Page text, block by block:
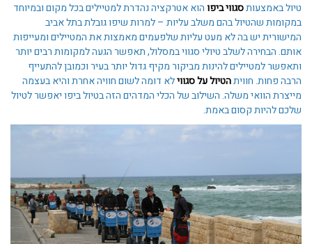
טיול באמצעותסגווי ביפוהוא אטרקציה נהדרת למטיילים בכל מקום ובמיוחד
במקומות שהטיול בהם משלב עליות – למרות שיפו גובלת בתל אביב
המישורית יש בה לא מעט עליות שלפעמים מאמצות את המטיילים ומעייפות
אותם. הבחירה לשלב טיולי סגווי במסלול, תאפשר הגעה למקומות רבים יותר
ותאפשר למטיילים להינות מביקור מקיף גדול יותר בעיר וכמובן להתעייף
הרבה פחות. חוויתהטיול על סגווילא דומה לשום חוויה אחרת והיא בעצמה
מייצרת הוואי משלה. השילוב של הכלי המדהים הזה בטיול ביפו יאפשר לטיול
שלכם להיות קסום באמת.